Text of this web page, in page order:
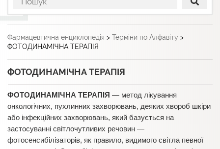
Фармацевтична енциклопедія > Терміни по Алфавіту >
ФОТОДИНАМІЧНА ТЕРАПІЯ
ФОТОДИНАМІЧНА ТЕРАПІЯ
ФОТОДИНАМІЧНА ТЕРАПІЯ — метод лікування
онкологічних, пухлинних захворювань, деяких хвороб шкіри
або інфекційних захворювань, який базується на
застосуванні світлочутливих речовин —
фотосенсибілізаторів, як правило, видимого світла певної